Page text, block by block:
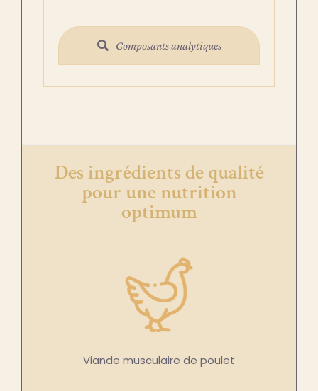
Composants analytiques
Des ingrédients de qualité
pour une nutrition
optimum
Viande musculaire de poulet